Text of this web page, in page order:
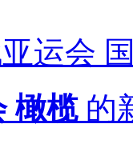
运会
橄榄的